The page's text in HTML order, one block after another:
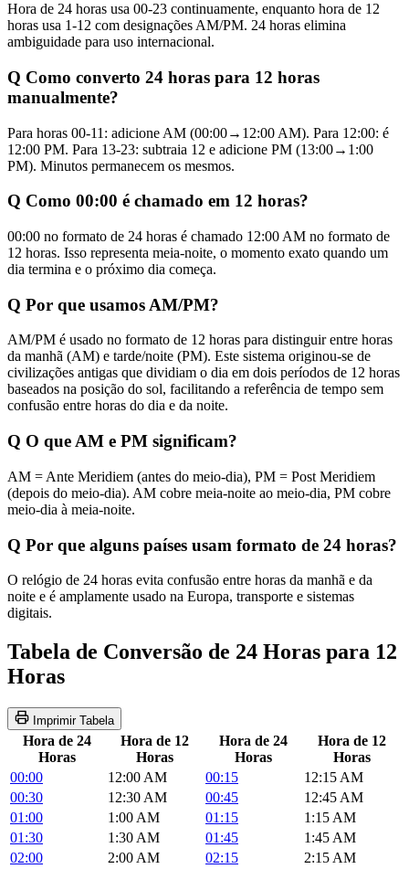
Hora de 24 horas usa 00-23 continuamente, enquanto hora de 12
horas usa 1-12 com designações AM/PM. 24 horas elimina
ambiguidade para uso internacional.
Q Como converto 24 horas para 12 horas
manualmente?
Para horas 00-11: adicione AM (00:00→12:00 AM). Para 12:00: é
12:00 PM. Para 13-23: subtraia 12 e adicione PM (13:00→1:00
PM). Minutos permanecem os mesmos.
Q Como 00:00 é chamado em 12 horas?
00:00 no formato de 24 horas é chamado 12:00 AM no formato de
12 horas. Isso representa meia-noite, o momento exato quando um
dia termina e o próximo dia começa.
Q Por que usamos AM/PM?
AM/PM é usado no formato de 12 horas para distinguir entre horas
da manhã (AM) e tarde/noite (PM). Este sistema originou-se de
civilizações antigas que dividiam o dia em dois períodos de 12 horas
baseados na posição do sol, facilitando a referência de tempo sem
confusão entre horas do dia e da noite.
Q O que AM e PM significam?
AM = Ante Meridiem (antes do meio-dia), PM = Post Meridiem
(depois do meio-dia). AM cobre meia-noite ao meio-dia, PM cobre
meio-dia à meia-noite.
Q Por que alguns países usam formato de 24 horas?
O relógio de 24 horas evita confusão entre horas da manhã e da
noite e é amplamente usado na Europa, transporte e sistemas
digitais.
Tabela de Conversão de 24 Horas para 12
Horas
Imprimir Tabela
Hora de 24
Horas
Hora de 12
Horas
Hora de 24
Horas
Hora de 12
Horas
00:00
12:00 AM 00:15
12:15 AM
00:30
12:30 AM 00:45
12:45 AM
01:00
1:00 AM 01:15
1:15 AM
01:30
1:30 AM 01:45
1:45 AM
02:00
2:00 AM 02:15
2:15 AM